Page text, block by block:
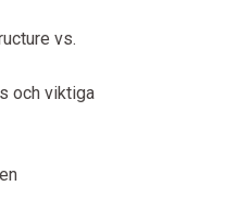
vs.
och viktiga